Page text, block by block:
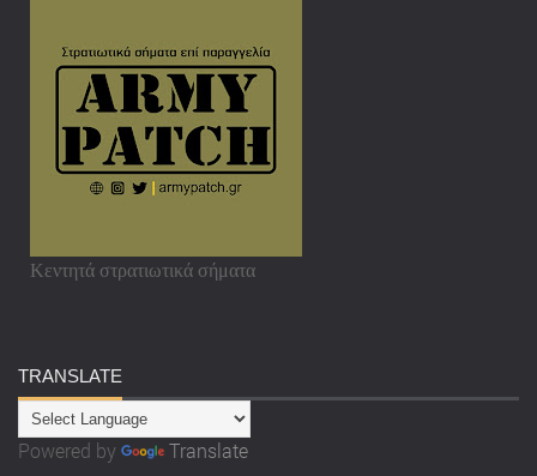
Κεντητά στρατιωτικά σήματα
TRANSLATE
Powered by Translate